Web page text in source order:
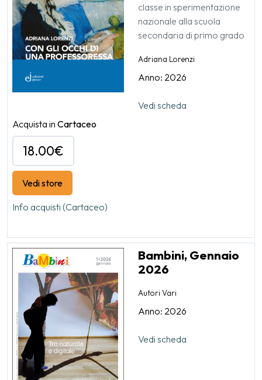
classe in sperimentazione
nazionale alla scuola
secondaria di primo grado
Adriana Lorenzi
Anno: 2026
Vedi scheda
Acquista in Cartaceo
18.00€
Vedi store
Info acquisti (Cartaceo)
Bambini, Gennaio
2026
Autori Vari
Anno: 2026
Vedi scheda